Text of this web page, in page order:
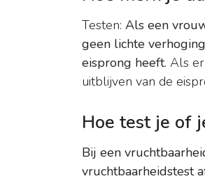
Testen: Als een
geen lichte
eisprong heeft. Als
uitblijven van de
Hoe test je of
Bij een
vruchtbaarheidstest